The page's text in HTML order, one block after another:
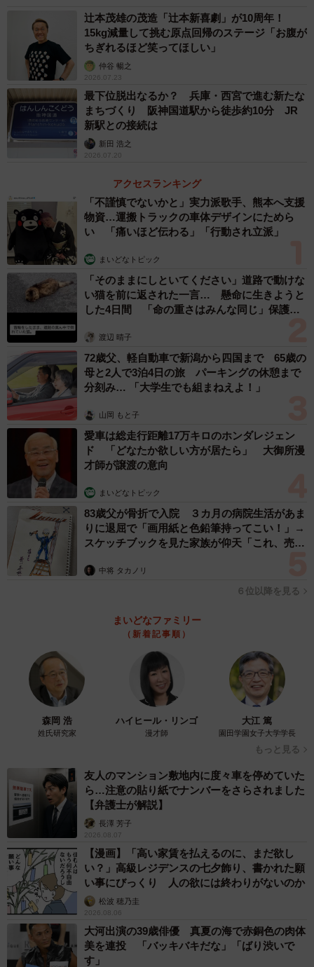
辻本茂雄の茂造「辻本新喜劇」が10周年！
15kg減量して挑む原点回帰のステージ「お腹が
ちぎれるほど笑ってほしい」
仲谷 暢之
2026.07.23
最下位脱出なるか？ 兵庫・西宮で進む新たな
まちづくり 阪神国道駅から徒歩約10分 JR
新駅との接続は
新田 浩之
2026.07.20
アクセスランキング
「不謹慎でないかと」実力派歌手、熊本へ支援
物資…運搬トラックの車体デザインにためら
い 「痛いほど伝わる」「行動され立派」
まいどなトピック
「そのままにしといてください」道路で動けな
い猫を前に返された一言… 懸命に生きようと
した4日間 「命の重さはみんな同じ」保護団
渡辺 晴子
72歳父、軽自動車で新潟から四国まで 65歳の
母と2人で3泊4日の旅 パーキングの休憩まで
分刻み… 「大学生でも組まねえよ！」
山岡 もと子
愛車は総走行距離17万キロのホンダレジェン
ド 「どなたか欲しい方が居たら」 大御所漫
才師が譲渡の意向
まいどなトピック
83歳父が骨折で入院 ３カ月の病院生活があま
りに退屈で「画用紙と色鉛筆持ってこい！」→
スケッチブックを見た家族が仰天「これ、売れ
中将 タカノリ
６位以降を見る
まいどなファミリー
（新着記事順）
森岡 浩
姓氏研究家
ハイヒール・リンゴ
漫才師
大江 篤
園田学園女子大学学長
もっと見る
友人のマンション敷地内に度々車を停めていた
ら…注意の貼り紙でナンバーをさらされました
【弁護士が解説】
長澤 芳子
2026.08.07
【漫画】「高い家賃を払えるのに、まだ欲し
い？」高級レジデンスの七夕飾り、書かれた願
い事にびっくり 人の欲には終わりがないのか
松波 穂乃圭
2026.08.06
大河出演の39歳俳優 真夏の海で赤銅色の肉体
美を連投 「バッキバキだな」「ばり渋いで
す」